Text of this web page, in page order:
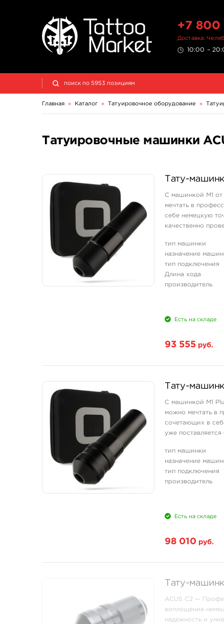
+7 800
Доставка:
10:00 –
Главная » Каталог » Татуировочное оборудование »
Татуировочные машинки
Тату-
С машинкой М1 от
мечтать в
себе немецкую
качественно
тип машинки
назначение
тип подключения
Длина хода
производитель
Есть на складе
93 555 руб.
Тату-
С машинкой М1
можно мечтать в
сочетающих в
уже
тип машинки
назначение
тип подключения
производитель
Есть на складе
98 010 руб.
Тату-
ACUS C2 —
воплощение
надежность и